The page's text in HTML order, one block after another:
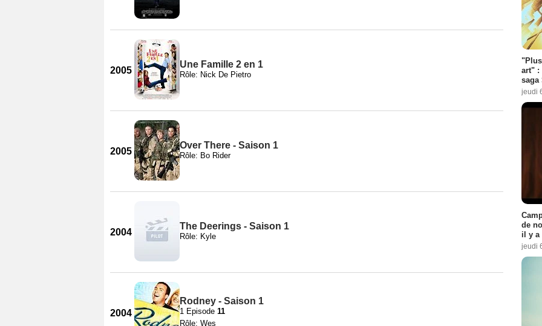
2005
Une Famille 2 en 1
Rôle: Nick De Pietro
2005
Over There - Saison 1
Rôle: Bo Rider
2004
The Deerings - Saison 1
Rôle: Kyle
2004
Rodney - Saison 1
1 Episode 11
Rôle: Wes
art" :
saga
jeudi
de
il y a
jeudi